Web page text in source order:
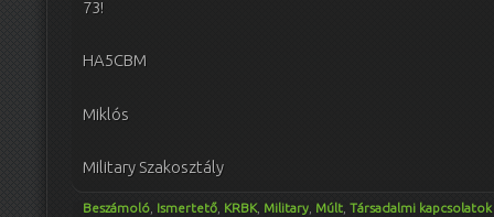
73!
HA5CBM
Miklós
Military Szakosztály
Beszámoló Ismertető KRBK, Military Múlt Társadalmi kapcsolatok